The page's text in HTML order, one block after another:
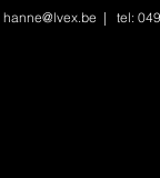
hanne@lvex.be | tel: